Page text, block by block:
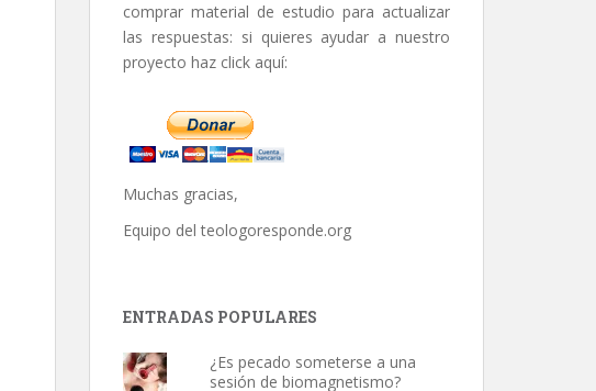
comprar material de estudio para actualizar
las respuestas: si quieres ayudar a nuestro
proyecto haz click aquí:
Muchas gracias,
Equipo del teologoresponde.org
ENTRADAS POPULARES
¿Es pecado someterse a una
sesión de biomagnetismo?